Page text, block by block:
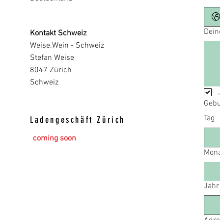
Kontakt Schweiz
Weise.Wein - Schweiz
Stefan Weise
8047 Zürich
Schweiz
Tag
Jahr
Ladengeschäft Zürich
coming soon